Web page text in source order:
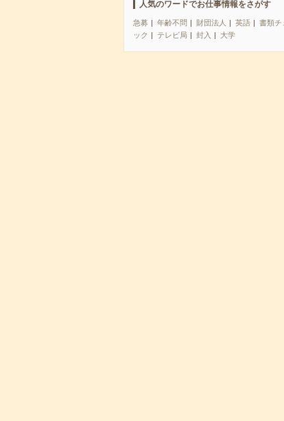
人気のワードでお仕事情報をさがす
急募 年齢不問 財団法人 英語
書類チ
ック
テレビ局 封入 大学